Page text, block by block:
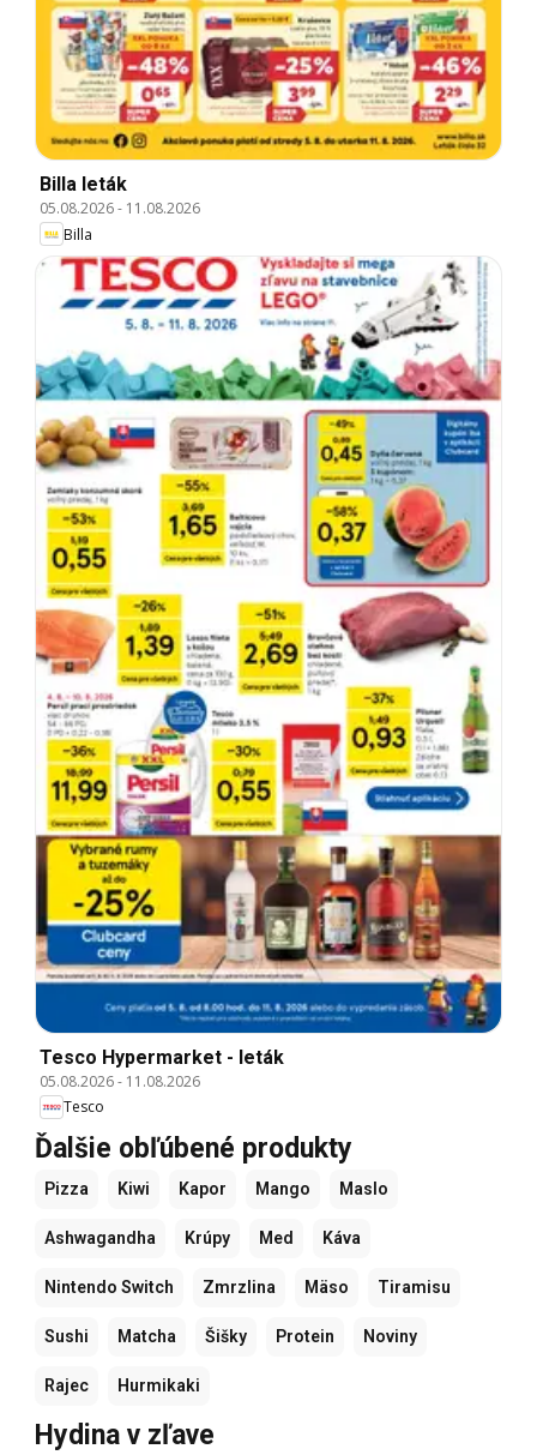
Billa leták
05.08.2026- 11.08.2026
Billa
Tesco Hypermarket - leták
05.08.2026- 11.08.2026
Tesco
Ďalšie obľúbené produkty
Pizza Kiwi Kapor Mango Maslo
Ashwagandha Krúpy Med Káva
Nintendo Switch Zmrzlina Mäso Tiramisu
Sushi Matcha Šišky Protein Noviny
Rajec Hurmikaki
Hydina v zľave